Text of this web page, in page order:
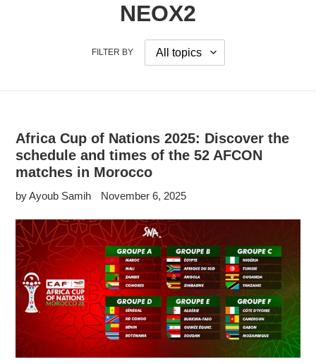
NEOX2
FILTER BY
Africa Cup of Nations 2025: Discover the
schedule and times of the 52 AFCON
matches in Morocco
by Ayoub Samih November 6, 2025